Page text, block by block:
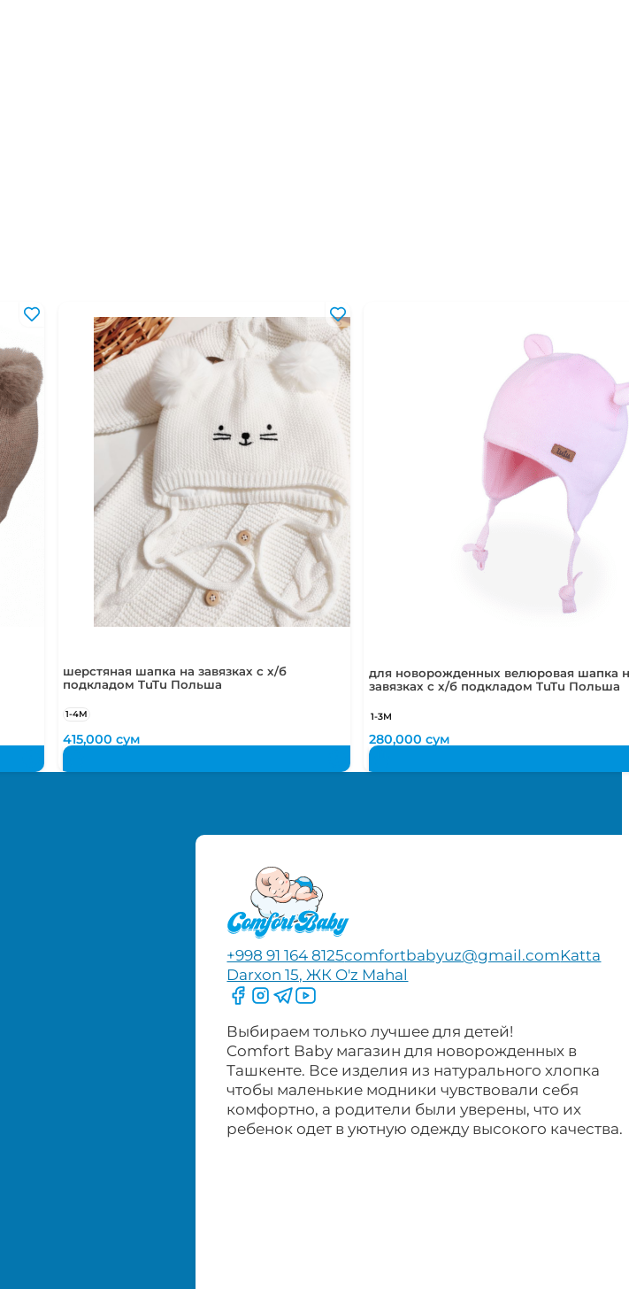
шерстяная шапка на завязках с х/б
подкладом TuTu Польша
1-4М
415,000сум
для новорожденных велюровая шапка
завязках с х/б подкладом TuTu Польша
1-3М
280,000 сум
+998 91 164 8125comfortbabyuz@gmail.comKatta
Darxon 15, ЖК O'z Mahal
Следите за нами на Facebook
Следите за нами в Instagram
Следите за нами в Telegram
Следите за нами в YouTube
Выбираем только лучшее для детей!
Comfort Baby магазин для новорожденных в
Ташкенте. Все изделия из натурального хлопка
чтобы маленькие модники чувствовали себя
комфортно, а родители были уверены, что их
ребенок одет в уютную одежду высокого качества.